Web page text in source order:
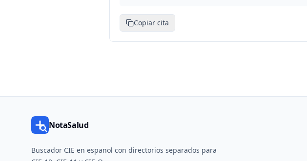
Copiar cita
NotaSalud
Buscador CIE en espanol con directorios separados para